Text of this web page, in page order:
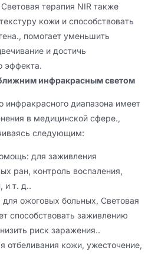
терапия NIR также
кожи и способствовать
помогает уменьшить
и достичь
эффекта.
инфракрасным светом
инфракрасного диапазона имеет
в медицинской сфере.,
следующим:
для заживления
ран, контроль воспаления,
и т. д..
ожоговых больных, Световая
способствовать заживлению
риск заражения..
отбеливания кожи, ужесточение,